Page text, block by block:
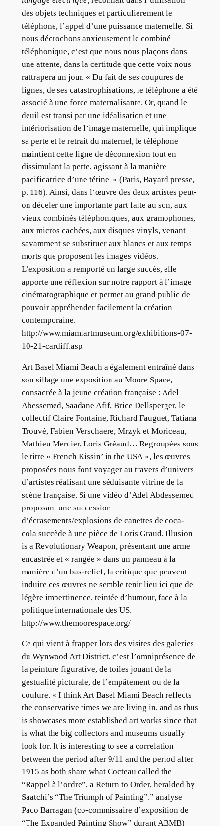
des objets techniques et particulièrement le
téléphone, l’appel d’une puissance maternelle. Si
nous décrochons anxieusement le combiné
téléphonique, c’est que nous nous plaçons dans
une attente, dans la certitude que cette voix nous
rattrapera un jour. « Du fait de ses coupures de
lignes, de ses catastrophisations, le téléphone a été
associé à une force maternalisante. Or, quand le
deuil est transi par une idéalisation et une
intériorisation de l’image maternelle, qui implique
sa perte et le retrait du maternel, le téléphone
maintient cette ligne de déconnexion tout en
dissimulant la perte, agissant à la manière
pacificatrice d’une tétine. » (Paris, Bayard presse,
p. 116). Ainsi, dans l’œuvre des deux artistes peut-
on déceler une importante part faite au son, aux
vieux combinés téléphoniques, aux gramophones,
aux micros cachées, aux disques vinyls, venant
savamment se substituer aux blancs et aux temps
morts que proposent les images vidéos.
L’exposition a remporté un large succès, elle
apporte une réflexion sur notre rapport à l’image
cinématographique et permet au grand public de
pouvoir appréhender facilement la création
contemporaine.
http://www.miamiartmuseum.org/exhibitions-07-
10-21-cardiff.asp
Art Basel Miami Beach a également entraîné dans
son sillage une exposition au Moore Space,
consacrée à la jeune création française : Adel
Abessemed, Saadane Afif, Brice Dellsperger, le
collectif Claire Fontaine, Richard Fauguet, Tatiana
Trouvé, Fabien Verschaere, Mrzyk et Moriceau,
Mathieu Mercier, Loris Gréaud… Regroupées sous
le titre « French Kissin’ in the USA », les œuvres
proposées nous font voyager au travers d’univers
d’artistes réalisant une séduisante vitrine de la
scène française. Si une vidéo d’Adel Abdessemed
proposant une succession
d’écrasements/explosions de canettes de coca-
cola succède à une pièce de Loris Graud, Illusion
is a Revolutionary Weapon, présentant une arme
encastrée et « rangée » dans un panneau à la
manière d’un bas-relief, la critique que peuvent
induire ces œuvres ne semble tenir lieu ici que de
légère impertinence, teintée d’humour, face à la
politique internationale des US.
http://www.themoorespace.org/
Ce qui vient à frapper lors des visites des galeries
du Wynwood Art District, c’est l’omniprésence de
la peinture figurative, de toiles jouant de la
gestualité picturale, de l’empâtement ou de la
coulure. « I think Art Basel Miami Beach reflects
the conservative times we are living in, and as thus
is showcases more established art works since that
is what the big collectors and museums usually
look for. It is interesting to see a correlation
between the period after 9/11 and the period after
1915 as both share what Cocteau called the
“Rappel à l’ordre”, a Return to Order, heralded by
Saatchi’s “The Triumph of Painting”.” analyse
Paco Barragan (co-commissaire d’exposition de
“The Expanded Painting Show” durant ABMB)